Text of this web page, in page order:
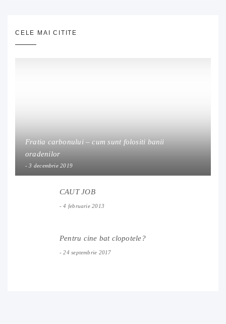
CELE MAI CITITE
Fratia carbonului – cum sunt folositi banii
oradenilor
3 decembrie 2019
CAUT JOB
4 februarie 2013
Pentru cine bat clopotele?
24 septembrie 2017